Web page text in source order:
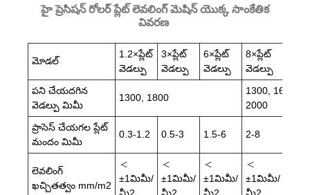
హై ప్రెసిషన్ రోలర్ ప్లేట్ లెవలింగ్ మెషిన్ యొక్క సాంకేతిక
వివరణ
మోడల్
1.2×ప్లేట్
వెడల్పు
3×ప్లేట్
వెడల్పు
6×ప్లేట్
వెడల్పు
8×ప్లేట్
వెడల్పు
పని చేయదగిన
వెడల్పు మిమీ
1300, 1800
1300, 1600,
2000
ప్రాసెస్ చేయగల ప్లేట్
మందం మిమీ
0.3-1.2 0.5-3 1.5-6 2-8
లెవలింగ్
ఖచ్చితత్వం mm/m2
＜
±1మిమీ/
మీ2
＜
±1మిమీ/
మీ2
＜
±1మిమీ/
మీ2
＜
±1మిమీ/
మీ2